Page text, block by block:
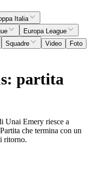
Italia
Europa League
Squadre Video
Foto
partita
Unai Emery riesce a
che termina con un
ritorno.